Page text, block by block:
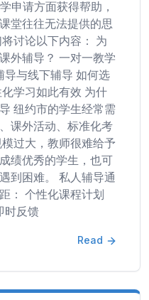
申请方面获得帮助，
堂往往无法提供的思
讨论以下内容： 为
外辅导？ 一对一教学
导与线下辅导 如何选
学习如此有效 为什
纽约市的学生经常需
课外活动、标准化考
过大，教师很难给予
绩优秀的学生，也可
到困难。 私人辅导通
： 个性化课程计划
时反馈
Read